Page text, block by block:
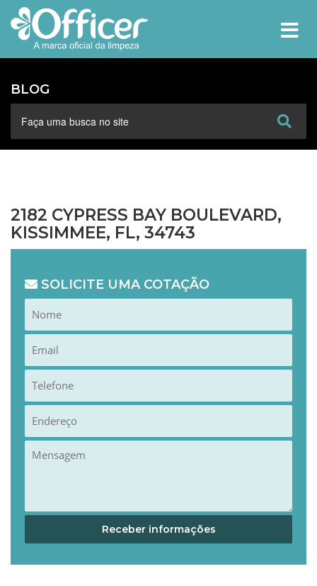
BLOG
2182 CYPRESS BAY BOULEVARD,
KISSIMMEE, FL, 34743
SOLICITE UMA COTAÇÃO